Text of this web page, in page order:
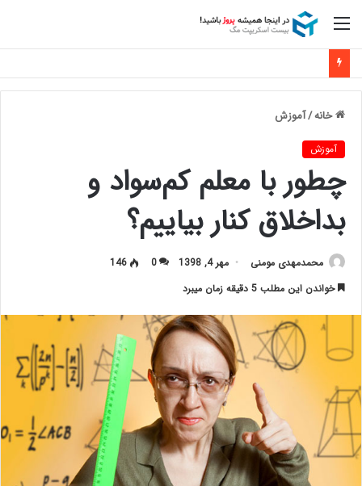
منو
خانه/آموزش
آموزش
چطور با معلم کم‌سواد و
بداخلاق کنار بیاییم؟
محمدمهدی مومنی مهر 4, 1398 0
146
خواندن این مطلب 5 دقیقه زمان میبرد